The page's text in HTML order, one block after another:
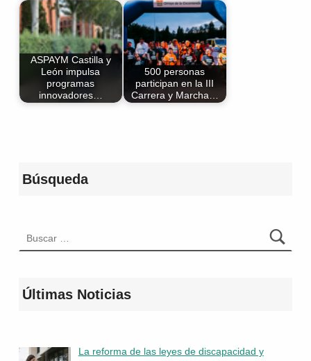
ASPAYM Castilla y
León impulsa
programas
innovadores…
500 personas
participan en la III
Carrera y Marcha…
Búsqueda
Últimas Noticias
La reforma de las leyes de discapacidad y